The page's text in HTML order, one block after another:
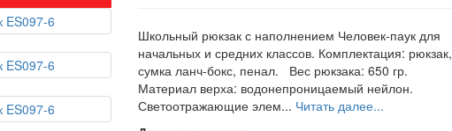
Школьный рюкзак с наполнением Человек-паук для
начальных и средних классов. Комплектация: рюкзак,
сумка ланч-бокс, пенал. Вес рюкзака: 650 гр.
Материал верха: водонепроницаемый нейлон.
Светоотражающие элем... Читать далее...